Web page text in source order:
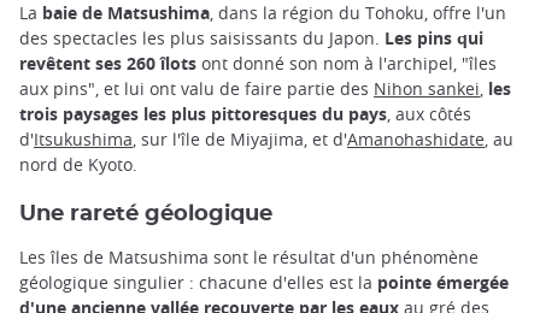
La baie de Matsushima, dans la région du Tohoku, offre l'un
des spectacles les plus saisissants du Japon. Les pins qui
revêtent ses 260 îlots ont donné son nom à l'archipel, "îles
aux pins", et lui ont valu de faire partie des Nihon sankei, les
trois paysages les plus pittoresques du pays, aux côtés
d'Itsukushima, sur l'île de Miyajima, et d'Amanohashidate, au
nord de Kyoto.
Une rareté géologique
Les îles de Matsushima sont le résultat d'un phénomène
géologique singulier : chacune d'elles est la pointe émergée
d'une ancienne vallée recouverte par les eaux au gré des